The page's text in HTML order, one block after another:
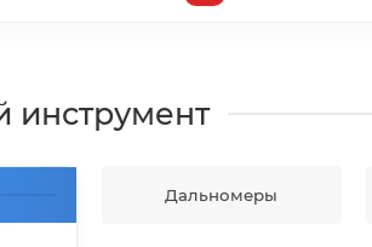
инструмент
Дальномеры